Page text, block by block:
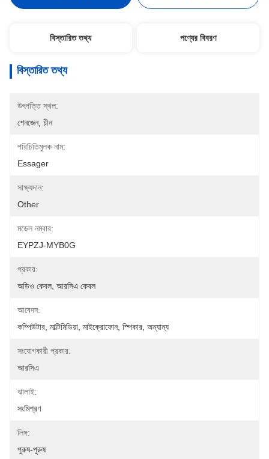
বিস্তারিত তথ্য পণ্যের বিবরণ
বিস্তারিত তথ্য
উৎপত্তি স্থল:
শেনজেন, চীন
পরিচিতিমুলক নাম:
Essager
সাক্ষ্যদান:
Other
মডেল নম্বার:
EYPZJ-MYB0G
প্রকার:
অডিও কেবল, আরসিএ কেবল
আবেদন:
কম্পিউটার, মাল্টিমিডিয়া, মাইক্রোফোন, স্পিকার, অন্যান্য
সংযোগকারী প্রকার:
আরসিএ
ঝালাই:
সংমিশ্রণ
লিঙ্গ:
পুরুষ-পুরুষ